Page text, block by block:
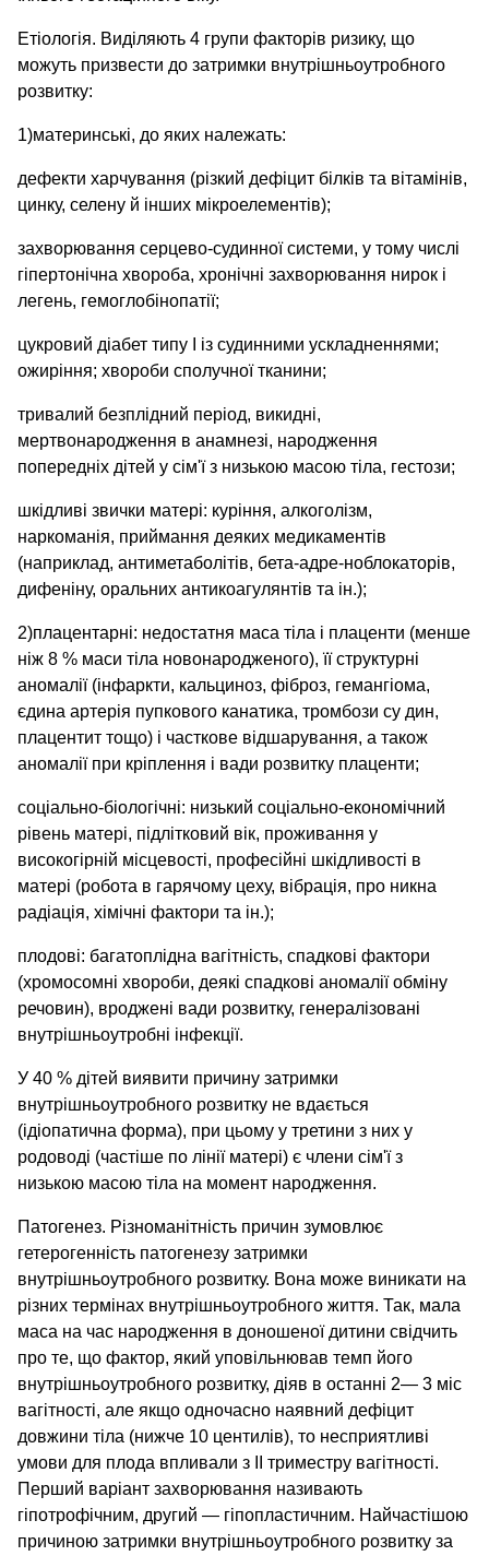
Етіологія. Виділяють 4 групи факторів ризику, що
можуть призвести до затримки внутрішньоутробного
розвитку:
1)материнські, до яких належать:
дефекти харчування (різкий дефіцит білків та вітамінів,
цинку, селену й інших мікроелементів);
захворювання серцево-судинної системи, у тому числі
гіпертонічна хвороба, хронічні захворювання нирок і
легень, гемоглобінопатії;
цукровий діабет типу І із судинними ускладненнями;
ожиріння; хвороби сполучної тканини;
тривалий безплідний період, викидні,
мертвонародження в анамнезі, народження
попередніх дітей у сім'ї з низькою масою тіла, гестози;
шкідливі звички матері: куріння, алкоголізм,
наркоманія, приймання деяких медикаментів
(наприклад, антиметаболітів, бета-адре-ноблокаторів,
дифеніну, оральних антикоагулянтів та ін.);
2)плацентарні: недостатня маса тіла і плаценти (менше
ніж 8 % маси тіла новонародженого), її структурні
аномалії (інфаркти, кальциноз, фіброз, гемангіома,
єдина артерія пупкового канатика, тромбози су дин,
плацентит тощо) і часткове відшарування, а також
аномалії при кріплення і вади розвитку плаценти;
соціально-біологічні: низький соціально-економічний
рівень матері, підлітковий вік, проживання у
високогірній місцевості, професійні шкідливості в
матері (робота в гарячому цеху, вібрація, про никна
радіація, хімічні фактори та ін.);
плодові: багатоплідна вагітність, спадкові фактори
(хромосомні хвороби, деякі спадкові аномалії обміну
речовин), вроджені вади розвитку, генералізовані
внутрішньоутробні інфекції.
У 40 % дітей виявити причину затримки
внутрішньоутробного розвитку не вдається
(ідіопатична форма), при цьому у третини з них у
родоводі (частіше по лінії матері) є члени сім'ї з
низькою масою тіла на момент народження.
Патогенез. Різноманітність причин зумовлює
гетерогенність патогенезу затримки
внутрішньоутробного розвитку. Вона може виникати на
різних термінах внутрішньоутробного життя. Так, мала
маса на час народження в доношеної дитини свідчить
про те, що фактор, який уповільнював темп його
внутрішньоутробного розвитку, діяв в останні 2— 3 міс
вагітності, але якщо одночасно наявний дефіцит
довжини тіла (нижче 10 центилів), то несприятливі
умови для плода впливали з II триместру вагітності.
Перший варіант захворювання називають
гіпотрофічним, другий — гіпопластичним. Найчастішою
причиною затримки внутрішньоутробного розвитку за